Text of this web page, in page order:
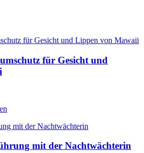
für Gesicht und
mit der Nachtwächterin